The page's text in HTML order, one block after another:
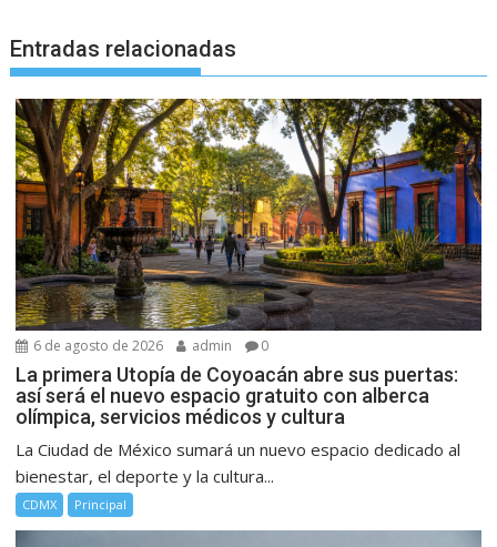
Entradas relacionadas
6 de agosto de 2026 admin 0
La primera Utopía de Coyoacán abre sus puertas:
así será el nuevo espacio gratuito con alberca
olímpica, servicios médicos y cultura
La Ciudad de México sumará un nuevo espacio dedicado al
bienestar, el deporte y la cultura...
CDMX Principal